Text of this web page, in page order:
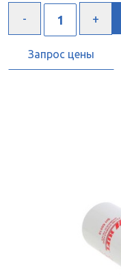
Запрос цены